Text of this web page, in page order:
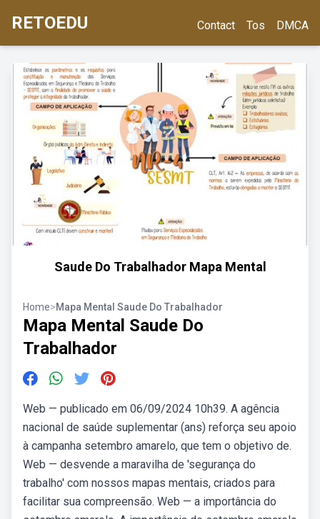
RETOEDU Contact Tos DMCA
Saude Do Trabalhador Mapa Mental
Home>Mapa Mental Saude Do Trabalhador
Mapa Mental Saude Do
Trabalhador
Web — publicado em 06/09/2024 10h39. A agência
nacional de saúde suplementar (ans) reforça seu apoio
à campanha setembro amarelo, que tem o objetivo de.
Web — desvende a maravilha de 'segurança do
trabalho' com nossos mapas mentais, criados para
facilitar sua compreensão. Web — a importância do